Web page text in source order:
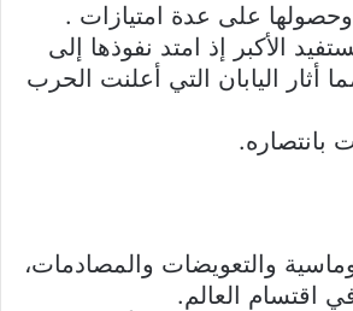
وحصولها على عدة امتيازات .
الأكبر إذ امتد نفوذها إلى
أثار اليابان التي أعلنت الحرب
والتعويضات والمصادمات،
في اقتسام العالم.